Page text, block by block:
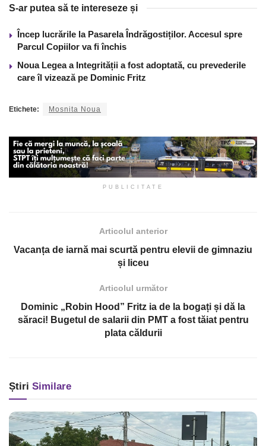
S-ar putea să te intereseze și
Încep lucrările la Pasarela Îndrăgostiților. Accesul spre
Parcul Copiilor va fi închis
Noua Legea a Integrității a fost adoptată, cu prevederile
care îl vizează pe Dominic Fritz
Etichete: Mosnita Noua
PUBLICITATE
Articolul anterior
Vacanța de iarnă mai scurtă pentru elevii de gimnaziu
și liceu
Articolul următor
Dominic „Robin Hood” Fritz ia de la bogați și dă la
săraci! Bugetul de salarii din PMT a fost tăiat pentru
plata căldurii
Știri Similare